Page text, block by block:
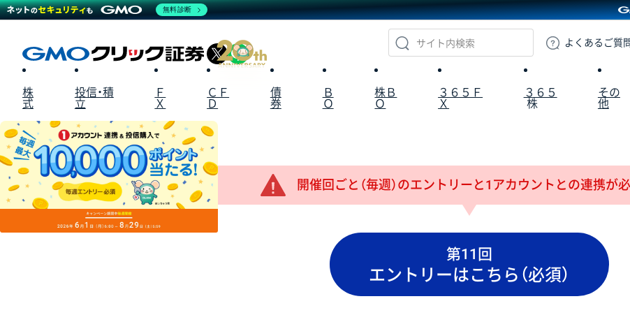
GMOクリック証券
よくある ご質
X
株
式
投信・積
立
Ｆ
Ｘ
ＣＦ
Ｄ
債
券
Ｂ
Ｏ
株Ｂ
Ｏ
３６５Ｆ
Ｘ
３６５
株
その
他
開催回ごと（毎週）のエントリーと1アカウントとの連携が必
第11回
エントリーはこちら（必須）
無料診断